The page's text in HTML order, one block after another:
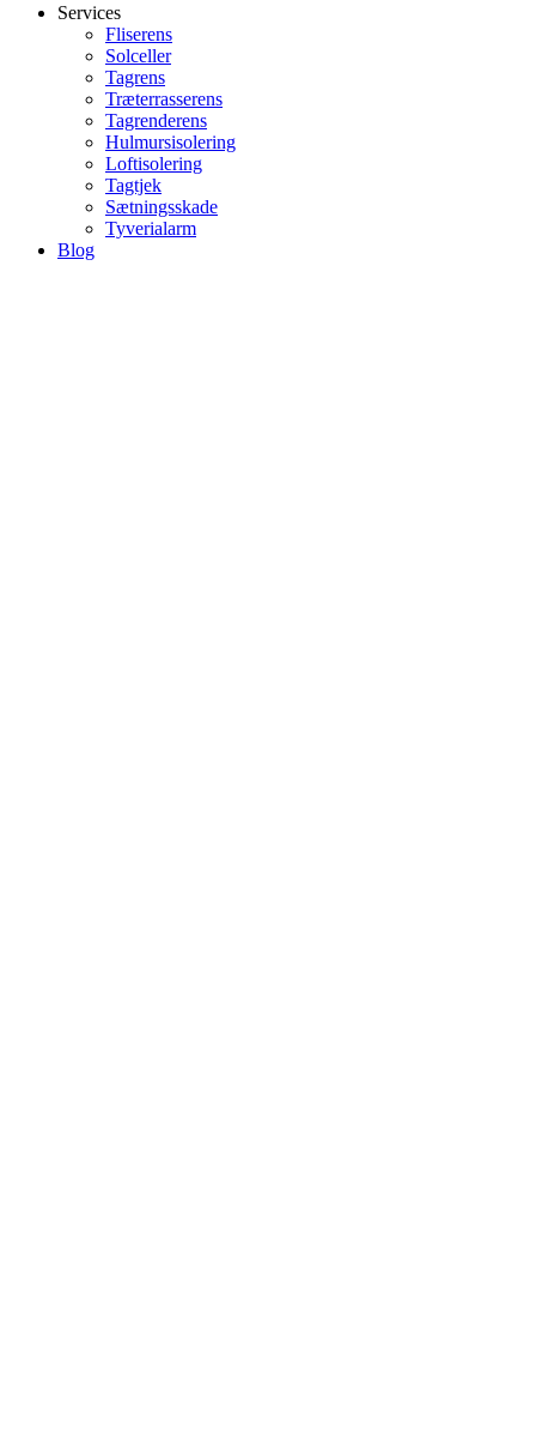
Services
Fliserens
Solceller
Tagrens
Træterrasserens
Tagrenderens
Hulmursisolering
Loftisolering
Tagtjek
Sætningsskade
Tyverialarm
Blog